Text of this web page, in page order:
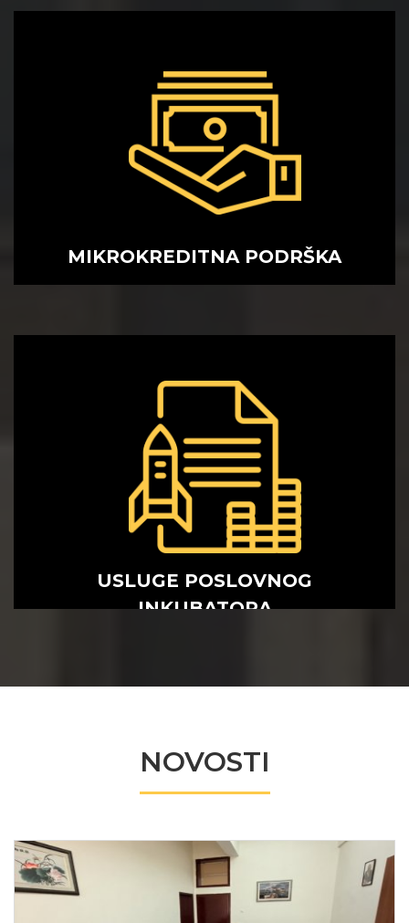
MIKROKREDITNA
PODRŠKA
MIKROKREDITNA PODRŠKA
USLUGE POSLOVNOG
INKUBATORA
USLUGE POSLOVNOG
INKUBATORA
NOVOSTI